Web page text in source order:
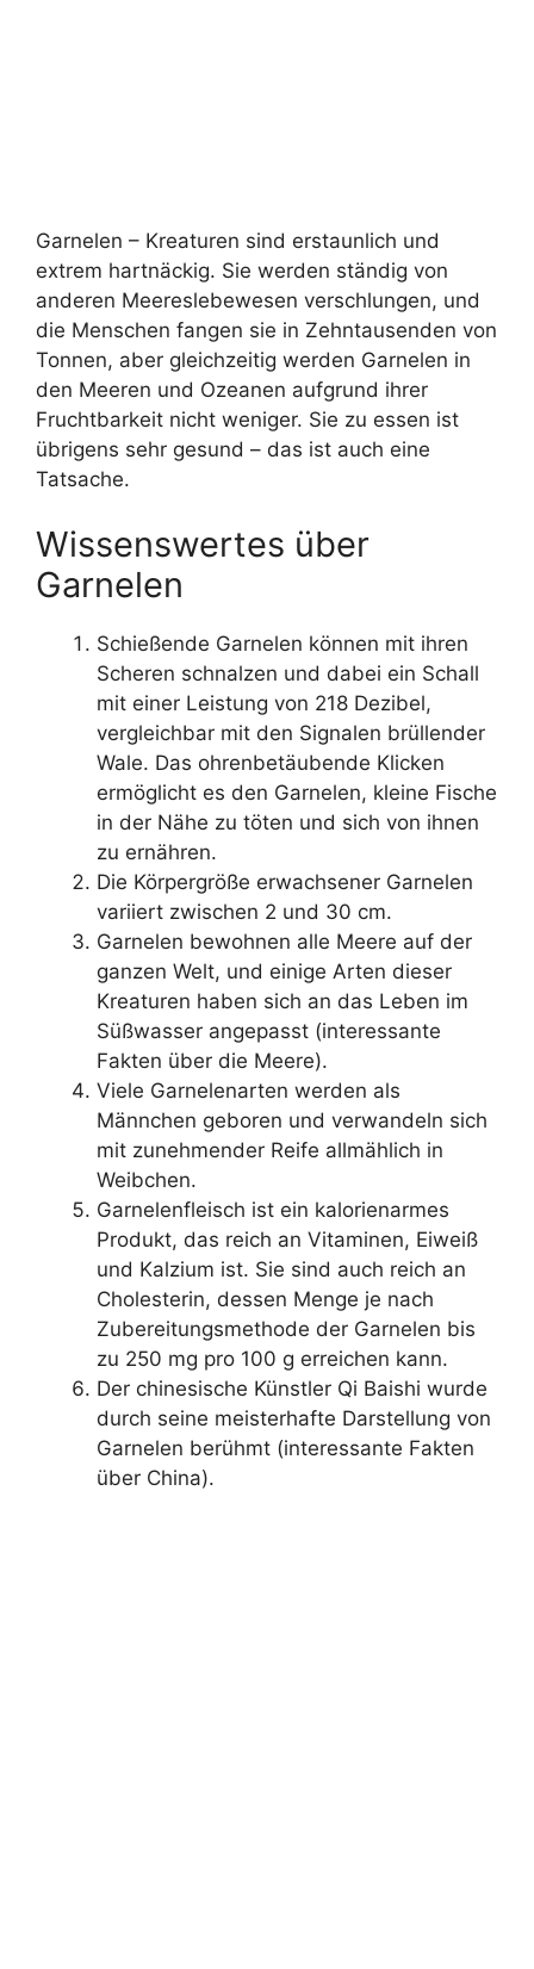
Garnelen – Kreaturen sind erstaunlich und
extrem hartnäckig. Sie werden ständig von
anderen Meereslebewesen verschlungen, und
die Menschen fangen sie in Zehntausenden von
Tonnen, aber gleichzeitig werden Garnelen in
den Meeren und Ozeanen aufgrund ihrer
Fruchtbarkeit nicht weniger. Sie zu essen ist
übrigens sehr gesund – das ist auch eine
Tatsache.
Wissenswertes über
Garnelen
Schießende Garnelen können mit ihren
Scheren schnalzen und dabei ein Schall
mit einer Leistung von 218 Dezibel,
vergleichbar mit den Signalen brüllender
Wale. Das ohrenbetäubende Klicken
ermöglicht es den Garnelen, kleine Fische
in der Nähe zu töten und sich von ihnen
zu ernähren.
Die Körpergröße erwachsener Garnelen
variiert zwischen 2 und 30 cm.
Garnelen bewohnen alle Meere auf der
ganzen Welt, und einige Arten dieser
Kreaturen haben sich an das Leben im
Süßwasser angepasst (interessante
Fakten über die Meere).
Viele Garnelenarten werden als
Männchen geboren und verwandeln sich
mit zunehmender Reife allmählich in
Weibchen.
Garnelenfleisch ist ein kalorienarmes
Produkt, das reich an Vitaminen, Eiweiß
und Kalzium ist. Sie sind auch reich an
Cholesterin, dessen Menge je nach
Zubereitungsmethode der Garnelen bis
zu 250 mg pro 100 g erreichen kann.
Der chinesische Künstler Qi Baishi wurde
durch seine meisterhafte Darstellung von
Garnelen berühmt (interessante Fakten
über China).